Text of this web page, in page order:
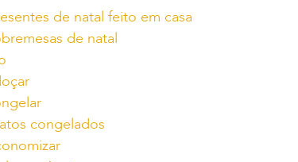
de natal feito em casa
de natal
congelados